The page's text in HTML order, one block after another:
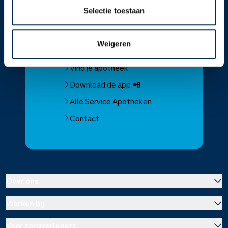
Selectie toestaan
Weigeren
ServiceApotheek
Service Apotheek home
Vind je apotheek
Download de app 📲
Alle Service Apotheken
Contact